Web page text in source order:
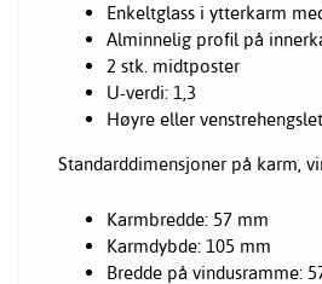
Enkeltglass i ytterkarm
Alminnelig profil på
2 stk. midtposter
U-verdi: 1,3
Høyre eller
Standarddimensjoner på karm,
Karmbredde: 57 mm
Karmdybde: 105 mm
Bredde på vindusramme: